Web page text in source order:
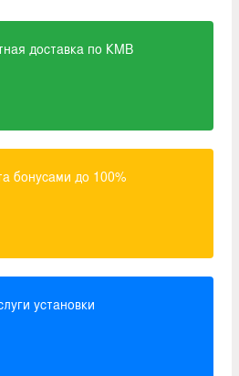
доставка по КМВ
бонусами до 100%
установки